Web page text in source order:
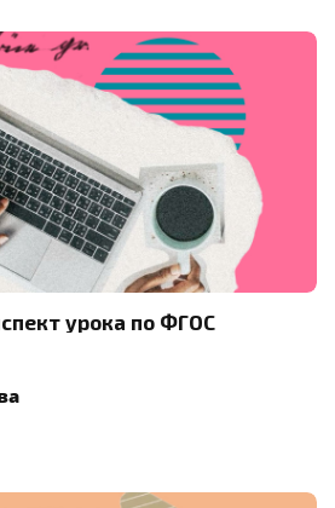
урока по ФГОС